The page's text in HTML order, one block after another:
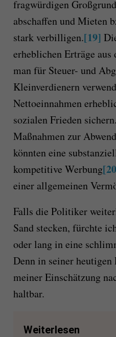
fragwürdigen
abschaffen und Mieten
stark verbilligen.[19]
erheblichen Erträge aus
man für Steuer- und
Kleinverdienern
Nettoeinnahmen
sozialen Frieden
Maßnahmen zur
könnten eine
kompetitive Werbung
einer allgemeinen
Falls die Politiker
Sand stecken, fürchte
oder lang in eine
Denn in seiner
meiner Einschätzung
haltbar.
Weiterlesen